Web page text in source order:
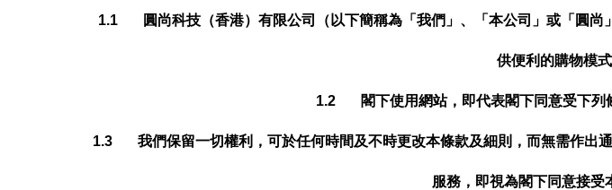
1.1 圓尚科技（香港）有限公司 （ 以下簡稱為「我們」、「本公司」或「 圓尚
供便利的購物模
1.2 閣下使用網站，即代表閣下同意受下列
1.3 我們保留一切權利，可於任何時間及不時更改本條款及細則，而無需作出
服務，即視為閣下同意接受